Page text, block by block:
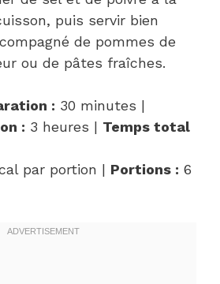
puis servir bien
de pommes de
ou de pâtes fraîches.
: 30 minutes |
: 3 heures | Temps total
par portion | Portions : 6